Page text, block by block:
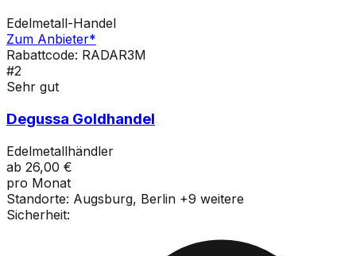
Edelmetall-Handel
Zum Anbieter*
Rabattcode: RADAR3M
#2
Sehr gut
Degussa Goldhandel
Edelmetallhändler
ab 26,00 €
pro Monat
Standorte: Augsburg, Berlin +9 weitere
Sicherheit: